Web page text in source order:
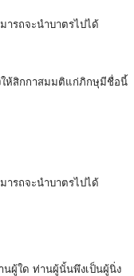
รถจะนำบาตรไปได้
ให้สิกกาสมมติแก่ภิกษุมีชื่อนี้
รถจะนำบาตรไปได้
ผู้ใด ท่านผู้นั้นพึงเป็นผู้นิ่ง